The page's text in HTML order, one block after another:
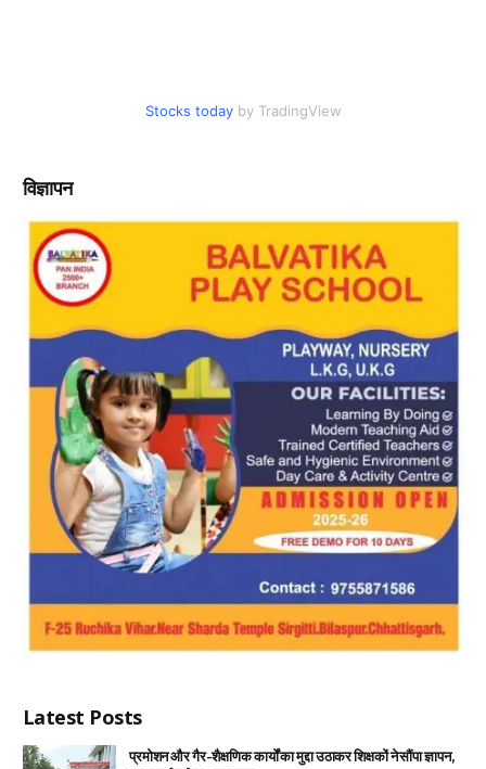
Stocks today by TradingView
विज्ञापन
Latest Posts
प्रमोशन और गैर-शैक्षणिक कार्यों का मुद्दा उठाकर शिक्षकों ने सौंपा ज्ञापन,